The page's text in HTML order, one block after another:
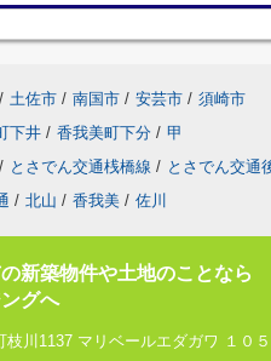
/ 土佐市 / 南国市 / 安芸市 / 須崎市
下井 / 香我美町下分 / 甲
/ とさでん交通桟橋線 / とさでん交通
/ 北山 / 香我美 / 佐川
新築物件や土地のことなら
グへ
枝川1137 マリベールエダガワ １０５